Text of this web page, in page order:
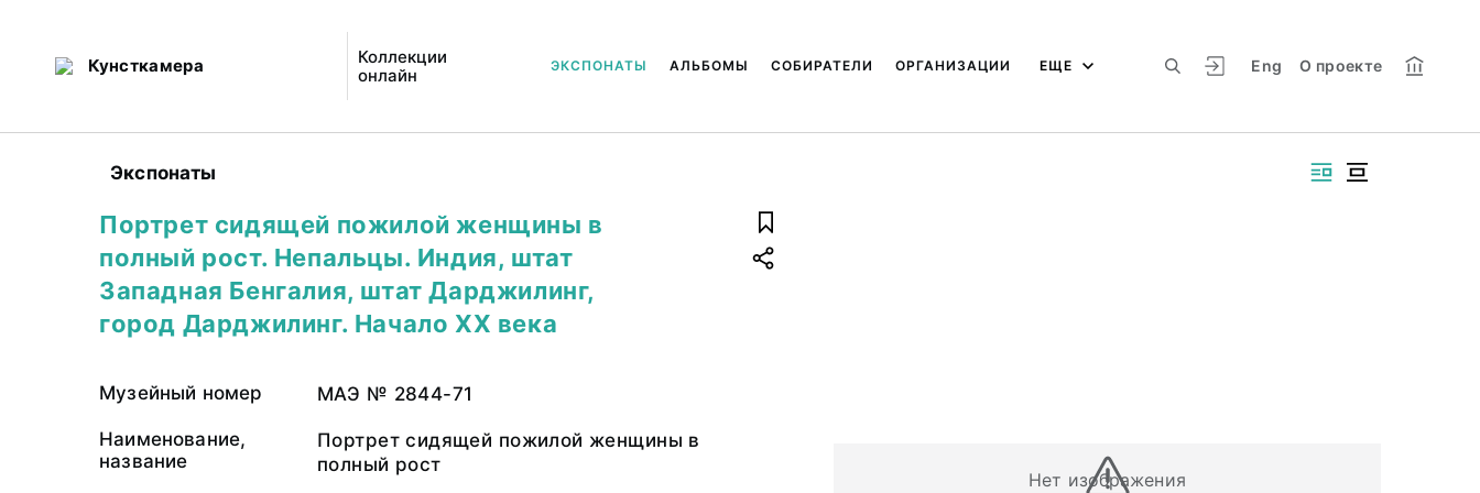
Кунсткамера
Коллекции
онлайн
Eng О проекте
ЭКСПОНАТЫ АЛЬБОМЫ СОБИРАТЕЛИ ОРГАНИЗАЦИИ ЕЩЕ
Экспонаты
Нет изображения
Портрет сидящей пожилой женщины в
полный рост. Непальцы. Индия, штат
Западная Бенгалия, штат Дарджилинг,
город Дарджилинг. Начало XX века
Музейный номер МАЭ № 2844-71
Наименование,
название
Портрет сидящей пожилой женщины в
полный рост